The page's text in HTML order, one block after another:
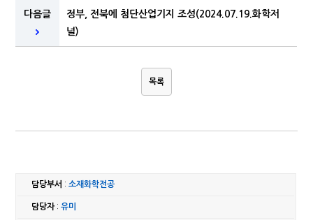
다음글
정부, 전북에 첨단산업기지 조성(2024.07.19.화학저
널)
목록
담당부서 :소재화학전공
담당자:유미